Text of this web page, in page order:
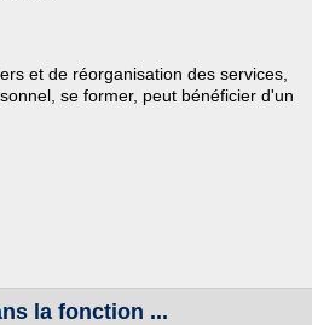
et de réorganisation des services,
se former, peut bénéficier d'un
la fonction ...